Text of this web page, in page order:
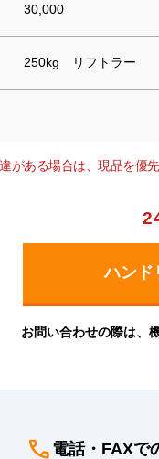
30,000
250kg リフトラー
がある場合は、現品を優先
お問い合わせの際は、
電話・FAXで